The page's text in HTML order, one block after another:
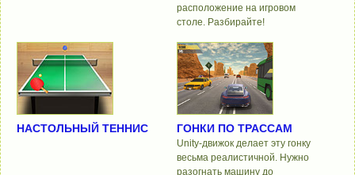
расположение на игровом
столе. Разбирайте!
НАСТОЛЬНЫЙ ТЕННИС ГОНКИ ПО ТРАССАМ
Unity-движок делает эту гонку
весьма реалистичной. Нужно
разогнать машину до